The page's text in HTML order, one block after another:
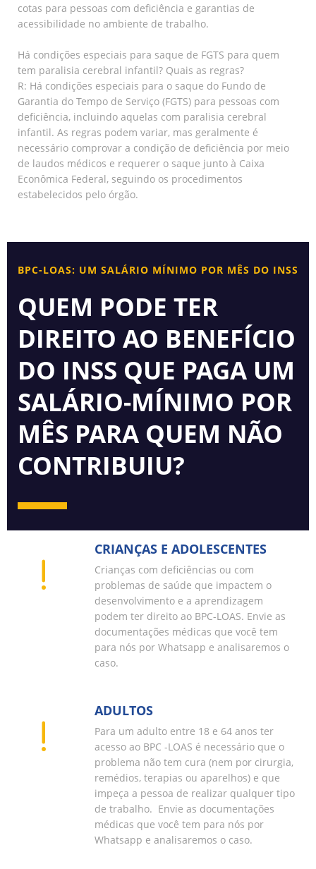
cotas para pessoas com deficiência e garantias de
acessibilidade no ambiente de trabalho.
Há condições especiais para saque de FGTS para quem
tem paralisia cerebral infantil? Quais as regras?
R: Há condições especiais para o saque do Fundo de
Garantia do Tempo de Serviço (FGTS) para pessoas com
deficiência, incluindo aquelas com paralisia cerebral
infantil. As regras podem variar, mas geralmente é
necessário comprovar a condição de deficiência por meio
de laudos médicos e requerer o saque junto à Caixa
Econômica Federal, seguindo os procedimentos
estabelecidos pelo órgão.
BPC-LOAS: UM SALÁRIO MÍNIMO POR MÊS DO INSS
QUEM PODE TER
DIREITO AO BENEFÍCIO
DO INSS QUE PAGA UM
SALÁRIO-MÍNIMO POR
MÊS PARA QUEM NÃO
CONTRIBUIU?
CRIANÇAS E ADOLESCENTES
Crianças com deficiências ou com
problemas de saúde que impactem o
desenvolvimento e a aprendizagem
podem ter direito ao BPC-LOAS. Envie as
documentações médicas que você tem
para nós por Whatsapp e analisaremos o
caso.
ADULTOS
Para um adulto entre 18 e 64 anos ter
acesso ao BPC -LOAS é necessário que o
problema não tem cura (nem por cirurgia,
remédios, terapias ou aparelhos) e que
impeça a pessoa de realizar qualquer tipo
de trabalho. Envie as documentações
médicas que você tem para nós por
Whatsapp e analisaremos o caso.